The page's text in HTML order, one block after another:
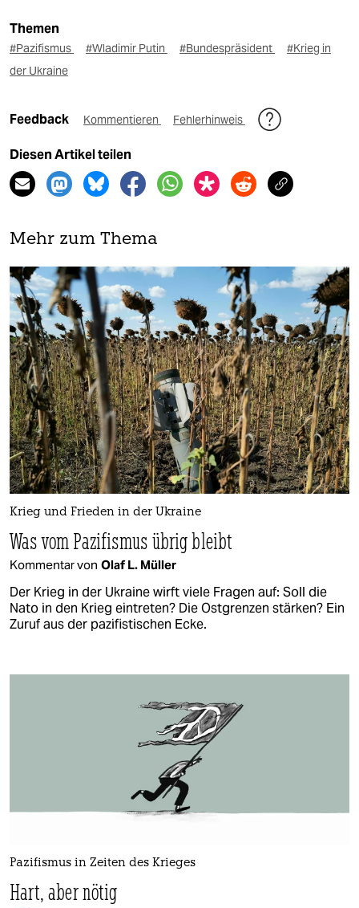
Themen
#Pazifismus #Wladimir Putin #Bundespräsident
#Krieg in
der Ukraine
Feedback Kommentieren Fehlerhinweis
Diesen Artikel teilen
Mehr zum Thema
Krieg und Frieden in der Ukraine
Was vom Pazifismus übrig bleibt
Kommentar von Olaf L. Müller
Der Krieg in der Ukraine wirft viele Fragen auf: Soll die
Nato in den Krieg eintreten? Die Ostgrenzen stärken? Ein
Zuruf aus der pazifistischen Ecke.
Pazifismus in Zeiten des Krieges
Hart, aber nötig